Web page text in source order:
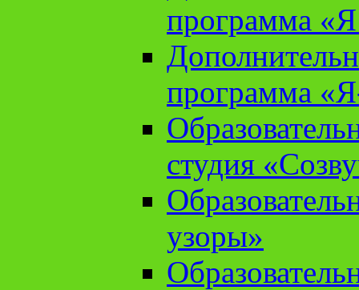
программа «Я
программа
студия
узоры»